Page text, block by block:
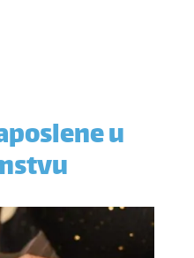
u